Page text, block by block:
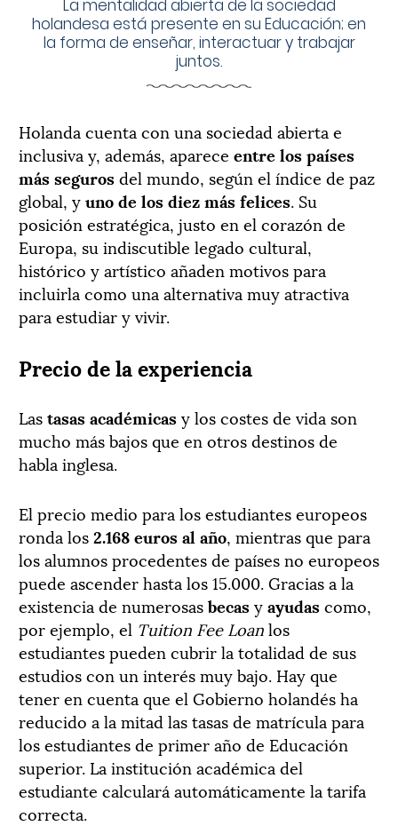
La mentalidad abierta de la sociedad
holandesa está presente en su Educación; en
la forma de enseñar, interactuar y trabajar
juntos.
Holanda cuenta con una sociedad abierta e
inclusiva y, además, aparece entre los países
más segurosdel mundo, según el índice de paz
global, yuno de los diez más felices. Su
posición estratégica, justo en el corazón de
Europa, su indiscutible legado cultural,
histórico y artístico añaden motivos para
incluirla como una alternativa muy atractiva
para estudiar y vivir.
Precio de la experiencia
Lastasas académicasy los costes de vida son
mucho más bajos que en otros destinos de
habla inglesa.
El precio medio para los estudiantes europeos
ronda los2.168 euros al año, mientras que para
los alumnos procedentes de países no europeos
puede ascender hasta los 15.000. Gracias a la
existencia de numerosasbecasyayudascomo,
por ejemplo, el Tuition Fee Loanlos
estudiantes pueden cubrir la totalidad de sus
estudios con un interés muy bajo. Hay que
tener en cuenta que el Gobierno holandés ha
reducido a la mitad las tasas de matrícula para
los estudiantes de primer año de Educación
superior. La institución académica del
estudiante calculará automáticamente la tarifa
correcta.